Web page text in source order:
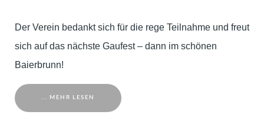
Der Verein bedankt sich für die rege Teilnahme und freut
sich auf das nächste Gaufest – dann im schönen
Baierbrunn!
... MEHR LESEN